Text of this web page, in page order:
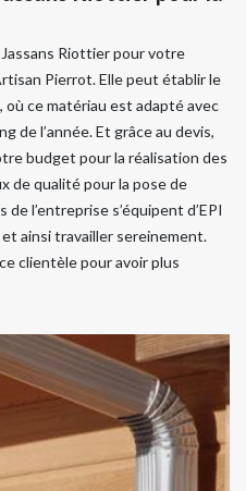
Riottier pour votre
Pierrot. Elle peut établir le
ce matériau est adapté avec
de l’année. Et grâce au devis,
budget pour la réalisation des
de qualité pour la pose de
l’entreprise s’équipent d’EPI
ainsi travailler sereinement.
clientèle pour avoir plus